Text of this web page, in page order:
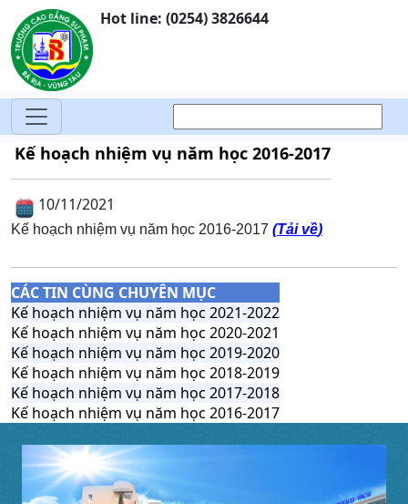
Hot line: (0254) 3826644
Kế hoạch nhiệm vụ năm học 2016-2017
10/11/2021
Kế hoạch nhiệm vụ năm học 2016-2017 (Tải về)
CÁC TIN CÙNG CHUYÊN MỤC
Kế hoạch nhiệm vụ năm học 2021-2022
Kế hoạch nhiệm vụ năm học 2020-2021
Kế hoạch nhiệm vụ năm học 2019-2020
Kế hoạch nhiệm vụ năm học 2018-2019
Kế hoạch nhiệm vụ năm học 2017-2018
Kế hoạch nhiệm vụ năm học 2016-2017